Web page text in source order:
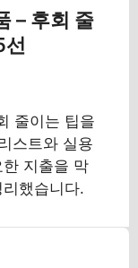
– 후회 줄
선
줄이는 팁을
스트와 실용
지출을 막
했습니다.